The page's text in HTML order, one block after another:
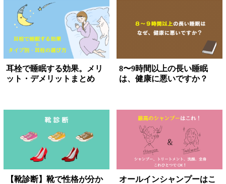
耳栓で睡眠する効果。メリ
ット・デメリットまとめ
8〜9時間以上の長い睡眠
は、健康に悪いですか？
【靴診断】靴で性格が分か
オールインシャンプーはこ